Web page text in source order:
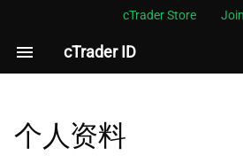
cTrader Store
cTrader ID
正
编辑个人资料详细信息
个人资料